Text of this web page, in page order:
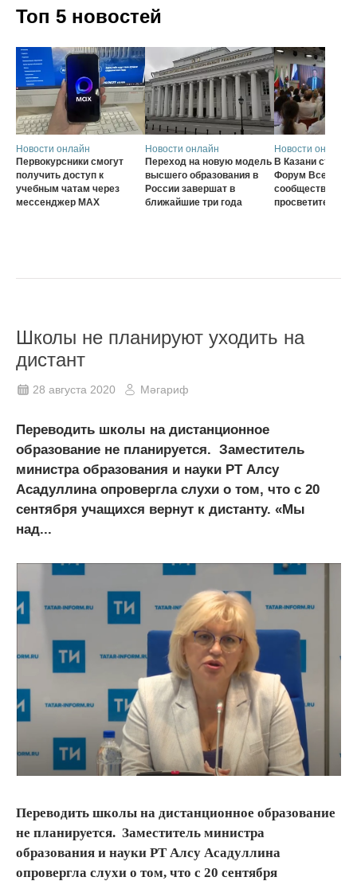
Топ 5 новостей
Новости онлайн
Первокурсники смогут
получить доступ к
учебным чатам через
мессенджер MAX
Новости онлайн
Переход на новую модель
высшего образования в
России завершат в
ближайшие три года
Новости онлайн
В Казани
Форум
сообщества
просветителей
Школы не планируют уходить на
дистант
28 августа 2020 Мәгариф
Переводить школы на дистанционное
образование не планируется. Заместитель
министра образования и науки РТ Алсу
Асадуллина опровергла слухи о том, что с 20
сентября учащихся вернут к дистанту. «Мы
над...
Переводить школы на дистанционное образование
не планируется. Заместитель министра
образования и науки РТ Алсу Асадуллина
опровергла слухи о том, что с 20 сентября